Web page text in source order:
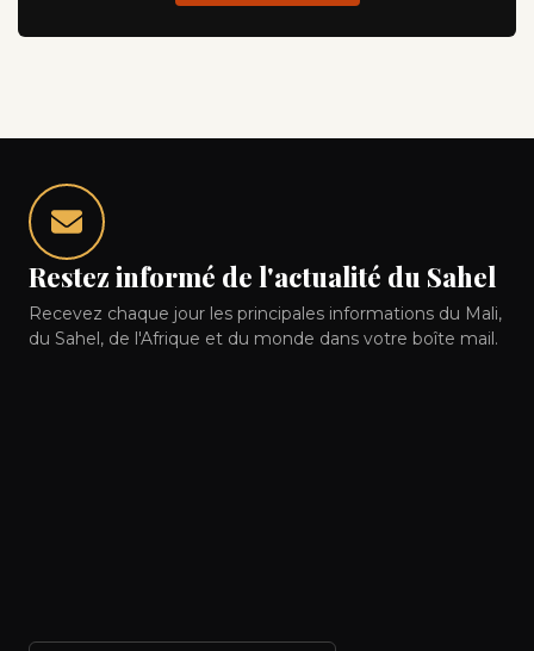
Restez informé de l'actualité du Sahel
Recevez chaque jour les principales informations du Mali,
du Sahel, de l'Afrique et du monde dans votre boîte mail.